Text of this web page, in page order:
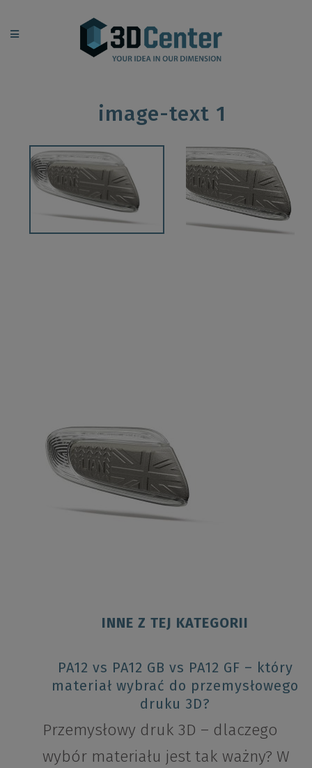
image-text 1
INNE Z TEJ KATEGORII
PA12 vs PA12 GB vs PA12 GF – który
materiał wybrać do przemysłowego
druku 3D?
Przemysłowy druk 3D – dlaczego
wybór materiału jest tak ważny? W